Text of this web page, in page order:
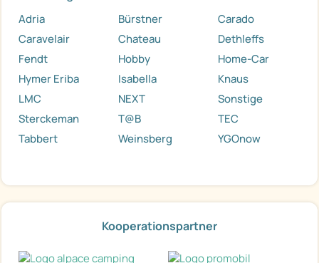
Adria Bürstner
Carado
Caravelair
Chateau
Dethleffs
Fendt
Hobby
Home-Car
Hymer Eriba
Isabella
Knaus
LMC
NEXT
Sonstige
Sterckeman
T@B
TEC
Tabbert
Weinsberg YGOnow
Kooperationspartner